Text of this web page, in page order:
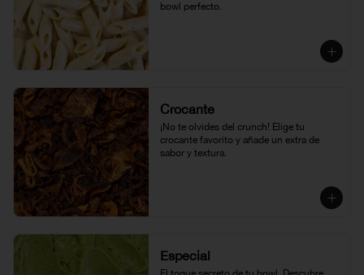
bowl perfecto.
Crocante
¡No te olvides del crunch! Elige tu
crocante favorito y añade un extra de
sabor y textura.
Especial